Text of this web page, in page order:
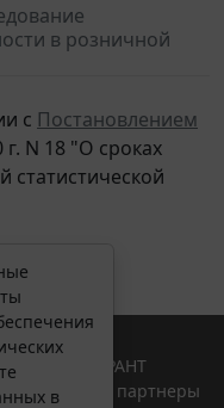
в розничной
с Постановлением
N 18 "О сроках
статистической
в
Система ГАРАНТ
"Гарант" и ее партнеры